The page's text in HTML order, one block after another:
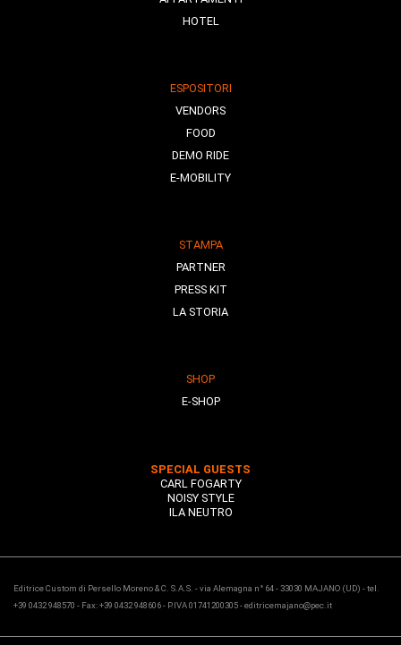
HOTEL
ESPOSITORI
VENDORS
FOOD
DEMO RIDE
E-MOBILITY
STAMPA
PARTNER
PRESS KIT
LA STORIA
SHOP
E-SHOP
SPECIAL GUESTS
CARL FOGARTY
NOISY STYLE
ILA NEUTRO
Editrice Custom di Persello Moreno & C. S.A.S. - via Alemagna n° 64 - 33030 MAJANO (UD) - tel.
+39 0432 948570 - Fax: +39 0432 948606 - P.IVA 01741200305 - editricemajano@pec.it